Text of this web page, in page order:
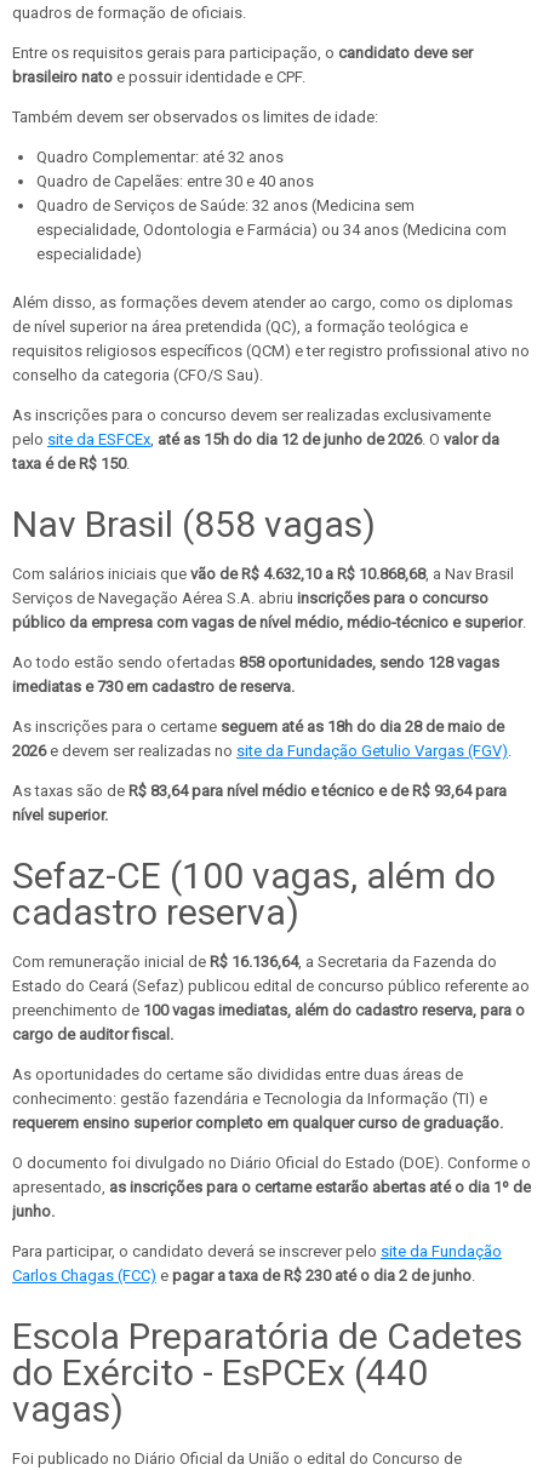
quadros de formação de oficiais.
Entre os requisitos gerais para participação, o candidato deve ser
brasileiro nato e possuir identidade e CPF.
Também devem ser observados os limites de idade:
Quadro Complementar: até 32 anos
Quadro de Capelães: entre 30 e 40 anos
Quadro de Serviços de Saúde: 32 anos (Medicina sem
especialidade, Odontologia e Farmácia) ou 34 anos (Medicina com
especialidade)
Além disso, as formações devem atender ao cargo, como os diplomas
de nível superior na área pretendida (QC), a formação teológica e
requisitos religiosos específicos (QCM) e ter registro profissional ativo no
conselho da categoria (CFO/S Sau).
As inscrições para o concurso devem ser realizadas exclusivamente
pelo site da ESFCEx, até as 15h do dia 12 de junho de 2026. O valor da
taxa é de R$ 150.
Nav Brasil (858 vagas)
Com salários iniciais que vão de R$ 4.632,10 a R$ 10.868,68, a Nav Brasil
Serviços de Navegação Aérea S.A. abriu inscrições para o concurso
público da empresa com vagas de nível médio, médio-técnico e superior.
Ao todo estão sendo ofertadas 858 oportunidades, sendo 128 vagas
imediatas e 730 em cadastro de reserva.
As inscrições para o certame seguem até as 18h do dia 28 de maio de
2026e devem ser realizadas no site da Fundação Getulio Vargas (FGV).
As taxas são de R$ 83,64 para nível médio e técnico e de R$ 93,64 para
nível superior.
Sefaz-CE (100 vagas, além do
cadastro reserva)
Com remuneração inicial de R$ 16.136,64, a Secretaria da Fazenda do
Estado do Ceará (Sefaz) publicou edital de concurso público referente ao
preenchimento de 100 vagas imediatas, além do cadastro reserva, para o
cargo de auditor fiscal.
As oportunidades do certame são divididas entre duas áreas de
conhecimento: gestão fazendária e Tecnologia da Informação (TI) e
requerem ensino superior completo em qualquer curso de graduação.
O documento foi divulgado no Diário Oficial do Estado (DOE). Conforme o
apresentado, as inscrições para o certame estarão abertas até o dia 1º de
junho.
Para participar, o candidato deverá se inscrever pelo site da Fundação
Carlos Chagas (FCC) e pagar a taxa de R$ 230 até o dia 2 de junho.
Escola Preparatória de Cadetes
do Exército - EsPCEx (440
vagas)
Foi publicado no Diário Oficial da União o edital do Concurso de